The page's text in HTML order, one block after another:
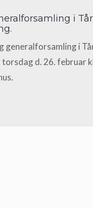
i
generalforsamling i
d. 26. februar